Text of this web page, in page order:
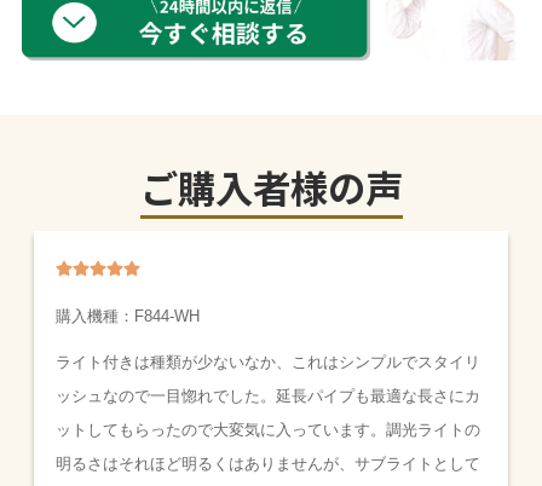
ご購入者様の声
購入機種： F844-WH
ライト付きは種類が少ないなか、これはシンプルでスタイリ
ッシュなので一目惚れでした。延長パイプも最適な長さにカ
ットしてもらったので大変気に入っています。調光ライトの
明るさはそれほど明るくはありませんが、サブライトとして